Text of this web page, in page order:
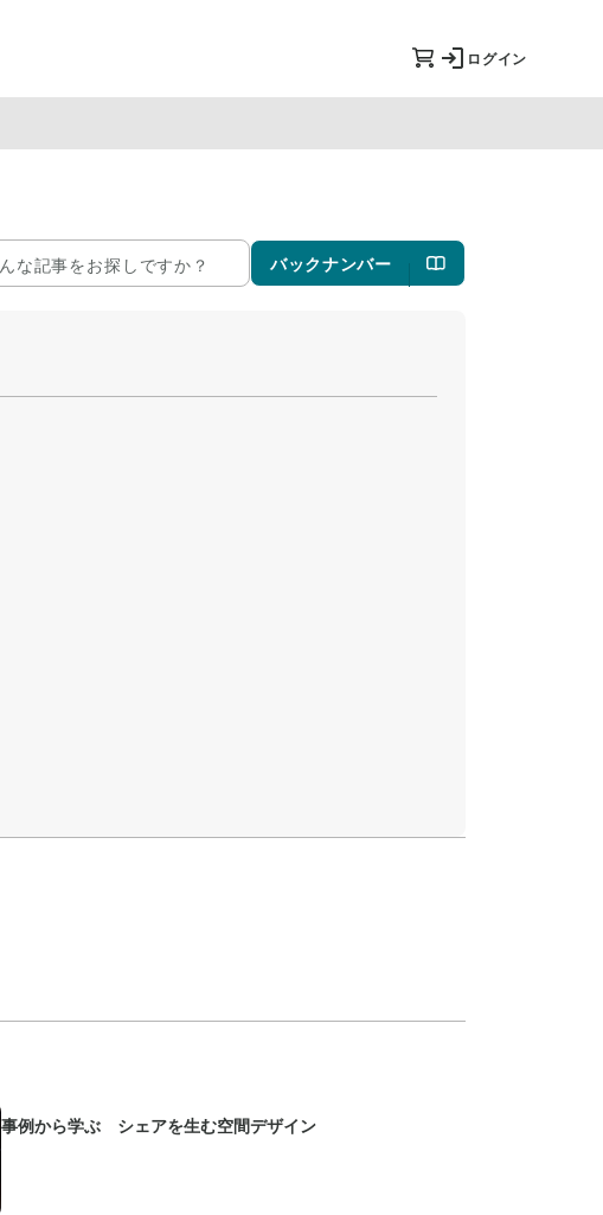
ログイン
バックナンバー
事例から学ぶ シェアを生む空間デザイン